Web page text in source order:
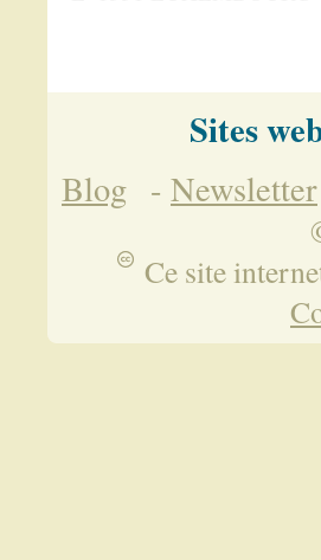
Sites
Blog - Newsletter
Ce site